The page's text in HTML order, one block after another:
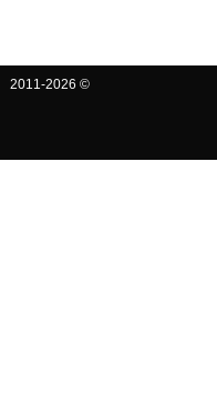
2011-2026 ©